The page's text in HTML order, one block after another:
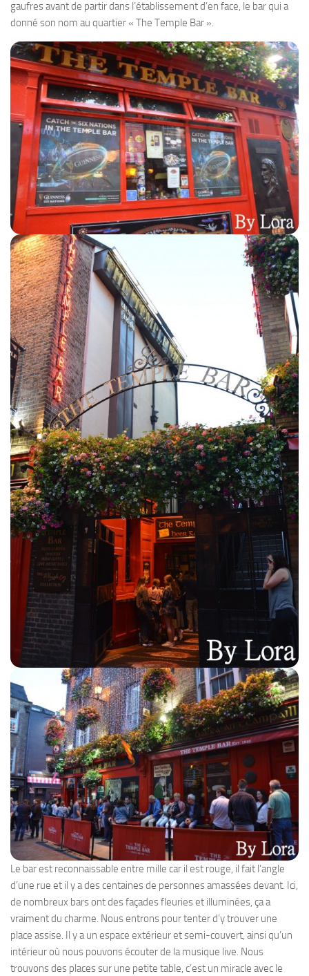
gaufres avant de partir dans l’établissement d’en face, le bar qui a
donné son nom au quartier « The Temple Bar ».
Le bar est reconnaissable entre mille car il est rouge, il fait l’angle
d’une rue et il y a des centaines de personnes amassées devant. Ici,
de nombreux bars ont des façades fleuries et illuminées, ça a
vraiment du charme. Nous entrons pour tenter d’y trouver une
place assise. Il y a un espace extérieur et semi-couvert, ainsi qu’un
intérieur où nous pouvons écouter de la musique live. Nous
trouvons des places sur une petite table, c’est un miracle avec le